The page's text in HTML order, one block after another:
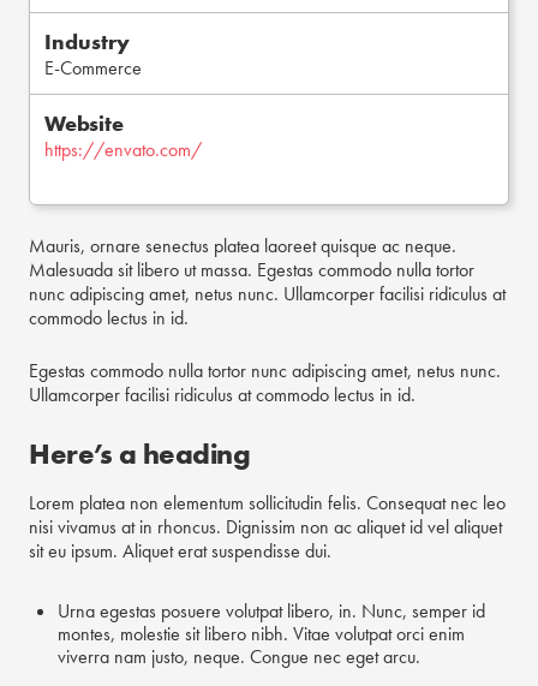
Industry
E-Commerce
Website
https://envato.com/
Mauris, ornare senectus platea laoreet quisque ac neque.
Malesuada sit libero ut massa. Egestas commodo nulla tortor
nunc adipiscing amet, netus nunc. Ullamcorper facilisi ridiculus at
commodo lectus in id.
Egestas commodo nulla tortor nunc adipiscing amet, netus nunc.
Ullamcorper facilisi ridiculus at commodo lectus in id.
Here’s a heading
Lorem platea non elementum sollicitudin felis. Consequat nec leo
nisi vivamus at in rhoncus. Dignissim non ac aliquet id vel aliquet
sit eu ipsum. Aliquet erat suspendisse dui.
Urna egestas posuere volutpat libero, in. Nunc, semper id
montes, molestie sit libero nibh. Vitae volutpat orci enim
viverra nam justo, neque. Congue nec eget arcu.